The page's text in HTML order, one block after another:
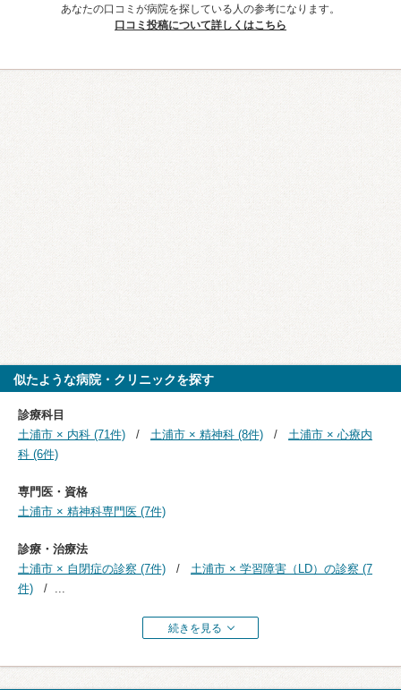
あなたの口コミが病院を探している人の参考になります。
口コミ投稿について詳しくはこちら
似たような病院・クリニックを探す
診療科目
土浦市 × 内科 (71件)
土浦市 × 精神科 (8件)
土浦市 × 心療内
科 (6件)
専門医・資格
土浦市 × 精神科専門医 (7件)
診療・治療法
土浦市 × 自閉症の診察 (7件)
土浦市 × 学習障害（LD）の診察 (7
件)
続きを見る